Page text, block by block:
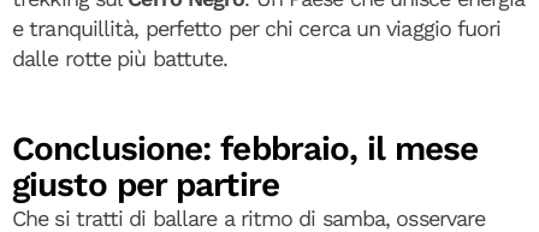
e tranquillità, perfetto per chi cerca un viaggio fuori
dalle rotte più battute.
Conclusione: febbraio, il mese
giusto per partire
Che si tratti di ballare a ritmo di samba, osservare